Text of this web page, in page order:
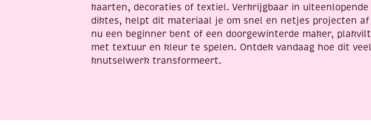
kaarten, decoraties of textiel. Verkrijgbaar in
diktes, helpt dit materiaal je om snel en netjes projecten
nu een beginner bent of een doorgewinterde maker,
met textuur en kleur te spelen. Ontdek vandaag hoe dit
knutselwerk transformeert.